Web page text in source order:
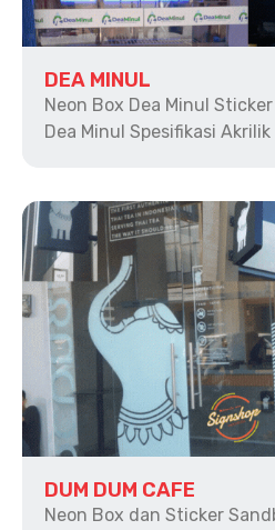
DEA MINUL
Neon Box Dea Minul
Dea Minul Spesifikasi
DUM DUM CAFE
Neon Box dan Sticker